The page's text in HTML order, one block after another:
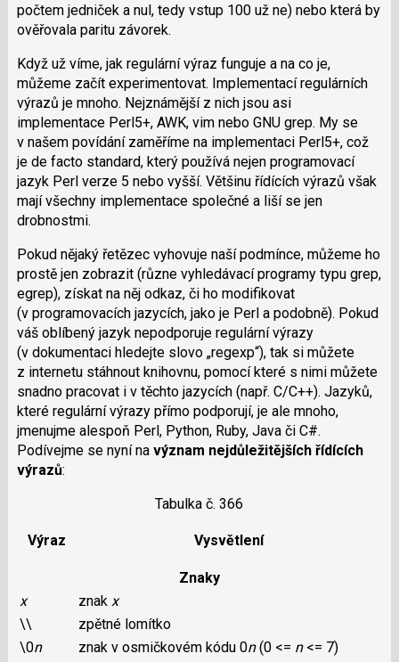
počtem jedniček a nul, tedy vstup 100 už ne) nebo která by
ověřovala paritu závorek.
Když už víme, jak regulární výraz funguje a na co je,
můžeme začít experimentovat. Implementací regulárních
výrazů je mnoho. Nejznámější z nich jsou asi
implementace Perl5+, AWK, vim nebo GNU grep. My se
v našem povídání zaměříme na implementaci Perl5+, což
je de facto standard, který používá nejen programovací
jazyk Perl verze 5 nebo vyšší. Většinu řídících výrazů však
mají všechny implementace společné a liší se jen
drobnostmi.
Pokud nějaký řetězec vyhovuje naší podmínce, můžeme ho
prostě jen zobrazit (různe vyhledávací programy typu grep,
egrep), získat na něj odkaz, či ho modifikovat
(v programovacích jazycích, jako je Perl a podobně). Pokud
váš oblíbený jazyk nepodporuje regulární výrazy
(v dokumentaci hledejte slovo „regexp“), tak si můžete
z internetu stáhnout knihovnu, pomocí které s nimi můžete
snadno pracovat i v těchto jazycích (např. C/C++). Jazyků,
které regulární výrazy přímo podporují, je ale mnoho,
jmenujme alespoň Perl, Python, Ruby, Java či C#.
Podívejme se nyní na význam nejdůležitějších řídících
výrazů:
Tabulka č. 366
Výraz Vysvětlení
Znaky
x
znak x
\\
zpětné lomítko
\0n znak v osmičkovém kódu 0n(0 <= n<= 7)